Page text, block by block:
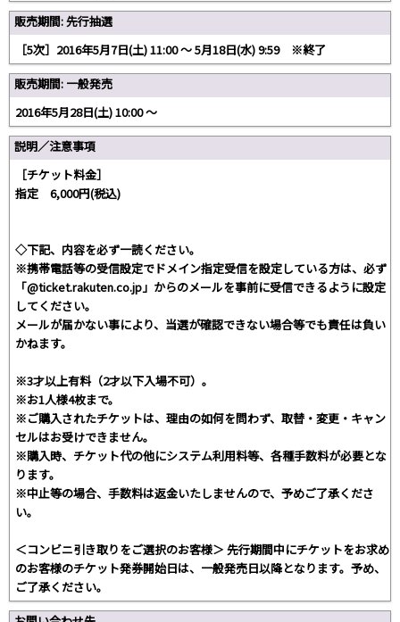
販売期間: 先行抽選
［5次］2016年5月7日(土) 11:00 〜 5月18日(水) 9:59 ※終了
販売期間: 一般発売
2016年5月28日(土) 10:00 〜
説明／注意事項
［チケット料金］
指定 6,000円(税込)
◇下記、内容を必ず一読ください。
※携帯電話等の受信設定でドメイン指定受信を設定している方は、必ず
「@ticket.rakuten.co.jp」からのメールを事前に受信できるように設定
してください。
メールが届かない事により、当選が確認できない場合等でも責任は負い
かねます。
※3才以上有料（2才以下入場不可）。
※お1人様4枚まで。
※ご購入されたチケットは、理由の如何を問わず、取替・変更・キャン
セルはお受けできません。
※購入時、チケット代の他にシステム利用料等、各種手数料が必要とな
ります。
※中止等の場合、手数料は返金いたしませんので、予めご了承くださ
い。
＜コンビニ引き取りをご選択のお客様＞ 先行期間中にチケットをお求め
のお客様のチケット発券開始日は、一般発売日以降となります。予め、
ご了承ください。